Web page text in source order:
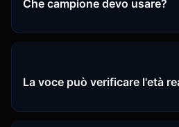
Che campione devo usare?
La voce può verificare l'età